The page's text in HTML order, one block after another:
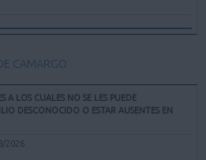
CAMARGO
A LOS CUALES NO SE LES PUEDE
DESCONOCIDO O ESTAR AUSENTES EN
2026